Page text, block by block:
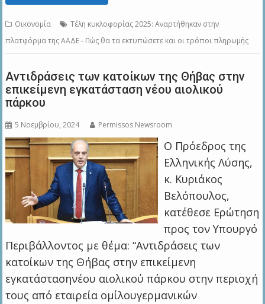
Οικονομία
Τέλη κυκλοφορίας 2025: Αναρτήθηκαν στην
πλατφόρμα της ΑΑΔΕ - Πώς θα τα εκτυπώσετε και οι τρόποι πληρωμής
Αντιδράσεις των κατοίκων της Θήβας στην
επικείμενη εγκατάσταση νέου αιολικού
πάρκου
5 Νοεμβρίου, 2024 Permissos Newsroom
Ο Πρόεδρος της
Ελληνικής Λύσης,
κ. Κυριάκος
Βελόπουλος,
κατέθεσε Ερώτηση
προς τον Υπουργό
Περιβάλλοντος με θέμα: “Αντιδράσεις των
κατοίκων της Θήβας στην επικείμενη
εγκατάστασηνέου αιολικού πάρκου στην περιοχή
τους από εταιρεία ομίλουγερμανικών